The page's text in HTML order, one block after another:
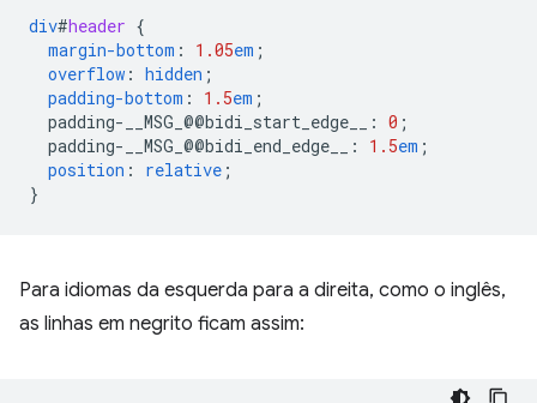
div#header {
margin-bottom : 1.05em ;
overflow : hidden ;
padding-bottom : 1.5em ;
padding-__MSG_@@bidi_start_edge__ : 0 ;
padding-__MSG_@@bidi_end_edge__ : 1.5em ;
position : relative ;
}
Para idiomas da esquerda para a direita, como o inglês,
as linhas em negrito ficam assim: